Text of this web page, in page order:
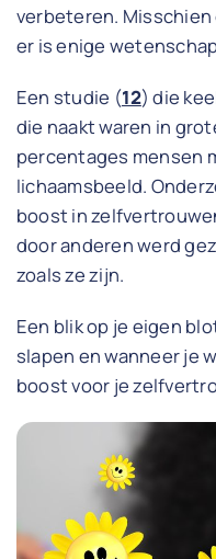
verbeteren. Misschien
er is enige
Een studie (12) die
die naakt waren in
percentages mensen
lichaamsbeeld.
boost in
door anderen werd
zoals ze zijn.
Een blik op je eigen
slapen en wanneer je
boost voor je